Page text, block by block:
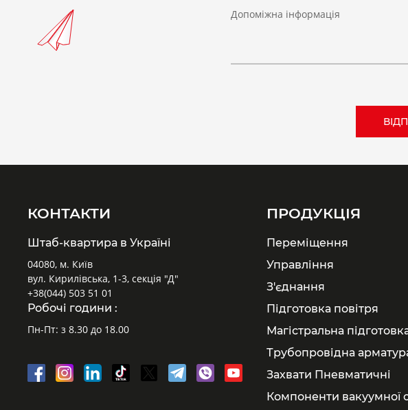
Допоміжна інформація
КОНТАКТИ
Штаб-квартира в Україні
04080, м. Київ
вул. Кирилівська, 1-3, секція "Д"
+38(044) 503 51 01
Робочі години :
Пн-Пт: з 8.30 до 18.00
ПРОДУКЦІЯ
Переміщення
Управління
З'єднання
Підготовка повітря
Магістральна
Трубопровідна
Захвати Пневматичні
Компоненти вакуумної